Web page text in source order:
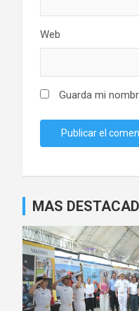
Web
Guarda mi
MAS